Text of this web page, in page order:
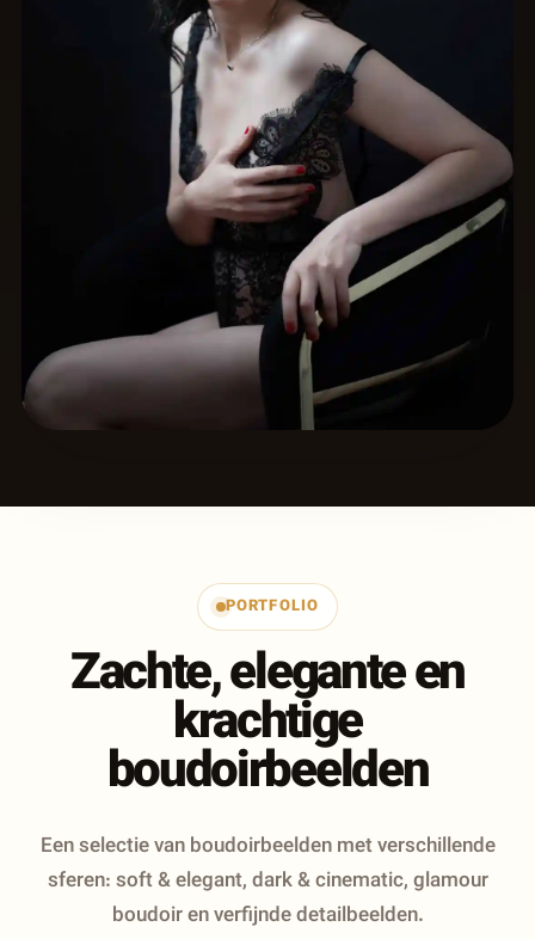
PORTFOLIO
Zachte, elegante en
krachtige
boudoirbeelden
Een selectie van boudoirbeelden met verschillende
sferen: soft & elegant, dark & cinematic, glamour
boudoir en verfijnde detailbeelden.